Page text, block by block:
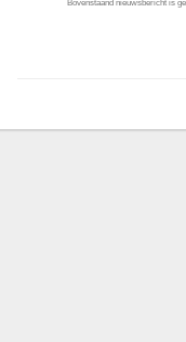
Bovenstaand nieuwsbericht is